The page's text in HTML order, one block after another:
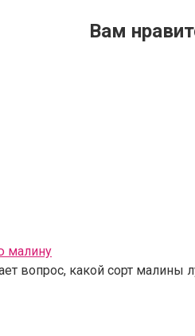
Вам
малину
вопрос, какой сорт малины